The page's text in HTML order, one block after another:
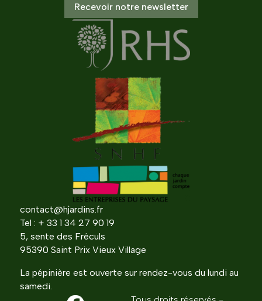
Recevoir notre newsletter
contact@hjardins.fr
Tel : + 33 1 34 27 90 19
5, sente des Fréculs
95390 Saint Prix Vieux Village
La pépinière est ouverte sur rendez-vous du lundi au
samedi.